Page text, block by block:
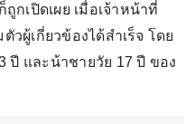
กเปิดเผย เมื่อเจ้าหน้าที่
ผู้เกี่ยวข้องได้สำเร็จ โดย
ปี และน้าชายวัย 17 ปี ของ